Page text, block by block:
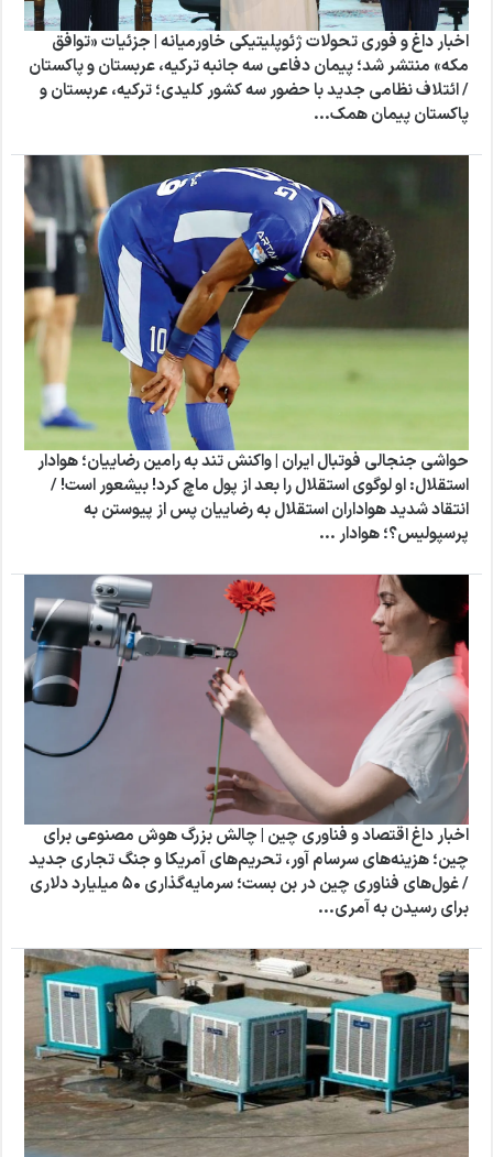
اخبار داغ و فوری تحولات ژئوپلیتیکی خاورمیانه | جزئیات «توافق
مکه» منتشر شد؛ پیمان دفاعی سه‌ جانبه ترکیه، عربستان و پاکستان
/ ائتلاف نظامی جدید با حضور سه کشور کلیدی؛ ترکیه، عربستان و
پاکستان پیمان همک...
حواشی جنجالی فوتبال ایران | واکنش تند به رامین رضاییان؛ هوادار
استقلال: او لوگوی استقلال را بعد از پول ماچ کرد! بیشعور است! /
انتقاد شدید هواداران استقلال به رضاییان پس از پیوستن به
پرسپولیس؟؛ هوادار ...
اخبار داغ اقتصاد و فناوری چین | چالش بزرگ هوش مصنوعی برای
چین؛ هزینه‌های سرسام‌ آور، تحریم‌های آمریکا و جنگ تجاری جدید
/ غول‌های فناوری چین در بن‌ بست؛ سرمایه‌گذاری ۵۰ میلیارد دلاری
برای رسیدن به آمری...